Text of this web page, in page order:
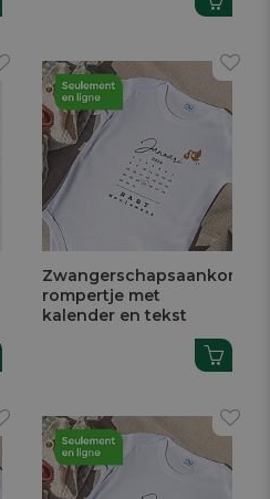
rompertje met
kalender en tekst